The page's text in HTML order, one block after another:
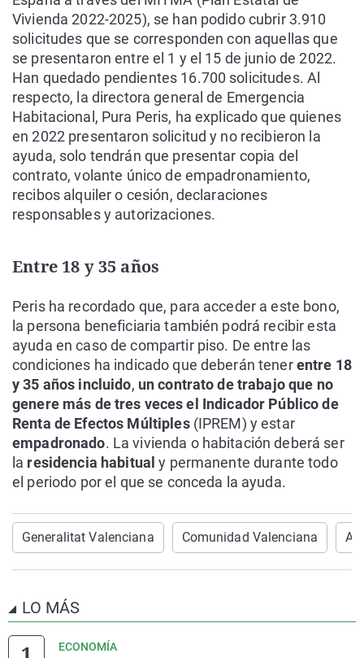
Vivienda 2022-2025), se han podido cubrir 3.910
solicitudes que se corresponden con aquellas que
se presentaron entre el 1 y el 15 de junio de 2022.
Han quedado pendientes 16.700 solicitudes. Al
respecto, la directora general de Emergencia
Habitacional, Pura Peris, ha explicado que quienes
en 2022 presentaron solicitud y no recibieron la
ayuda, solo tendrán que presentar copia del
contrato, volante único de empadronamiento,
recibos alquiler o cesión, declaraciones
responsables y autorizaciones.
Entre 18 y 35 años
Peris ha recordado que, para acceder a este bono,
la persona beneficiaria también podrá recibir esta
ayuda en caso de compartir piso. De entre las
condiciones ha indicado que deberán tenerentre 18
y 35 años incluido, un contrato de trabajo que no
genere más de tres veces el Indicador Público de
Renta de Efectos Múltiples (IPREM) y estar
empadronado. La vivienda o habitación deberá ser
la residencia habitualy permanente durante todo
el periodo por el que se conceda la ayuda.
Generalitat Valenciana Comunidad Valenciana
LO MÁS
ECONOMÍA